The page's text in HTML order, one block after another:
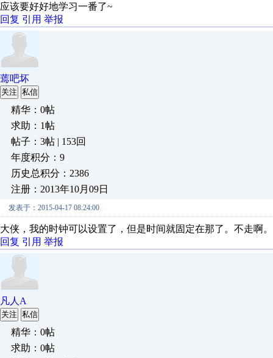
应该要好好地学习一番了~
回复 引用 举报
蔫吧坏
关注 私信
精华：0帖
求助：1帖
帖子：3帖 | 153回
年度积分：9
历史总积分：2386
注册：2013年10月09日
发表于：2015-04-17 08:24:00
大侠，我的时钟可以设置了，但是时间就固定在那了。不走啊
回复 引用 举报
凡人A
关注 私信
精华：0帖
求助：0帖